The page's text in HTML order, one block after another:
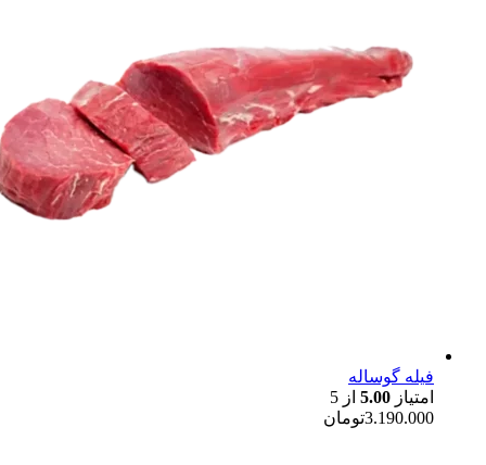
فیله گوساله
امتیاز 5.00 از 5
3.190.000تومان